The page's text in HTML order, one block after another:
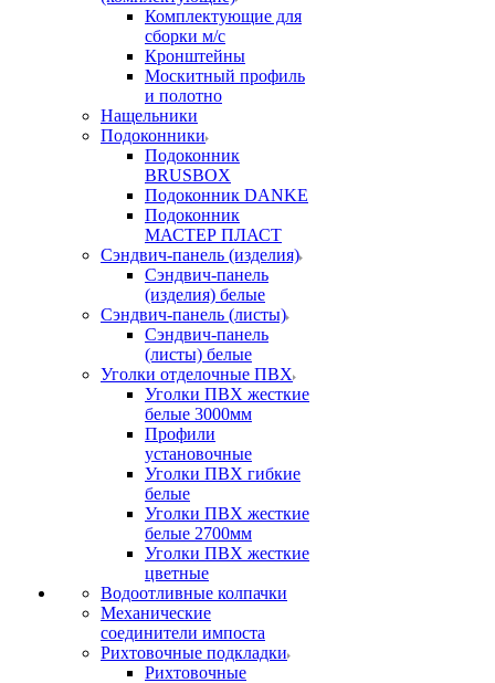
Комплектующие для
сборки м/с
Кронштейны
Москитный профиль
и полотно
Нащельники
Подоконники
Подоконник
BRUSBOX
Подоконник DANKE
Подоконник
МАСТЕР ПЛАСТ
Сэндвич-панель (изделия)
Сэндвич-панель
(изделия) белые
Сэндвич-панель (листы)
Сэндвич-панель
(листы) белые
Уголки отделочные ПВХ
Уголки ПВХ жесткие
белые 3000мм
Профили
установочные
Уголки ПВХ гибкие
белые
Уголки ПВХ жесткие
белые 2700мм
Уголки ПВХ жесткие
цветные
Водоотливные колпачки
Механические
соединители импоста
Рихтовочные подкладки
Рихтовочные